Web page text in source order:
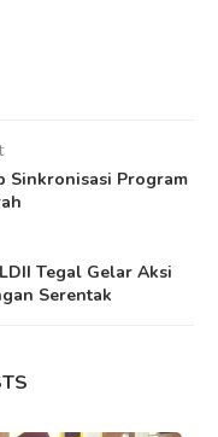
Sinkronisasi Program
Tegal Gelar Aksi
Serentak